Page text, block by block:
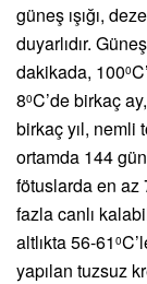
güneş ışığı,
duyarlıdır.
dakikada, 1000
80C’de birkaç
birkaç yıl, nemli
ortamda 144
fötuslarda en az
fazla canlı
altlıkta 56-61 0
yapılan tuzsuz